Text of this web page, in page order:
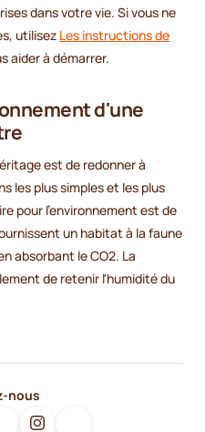
dans votre vie. Si vous ne
utilisez Les instructions de
aider à démarrer.
d'une
est de redonner à
les plus simples et les plus
pour l'environnement est de
un habitat à la faune
absorbant le CO2. La
de retenir l'humidité du
nous